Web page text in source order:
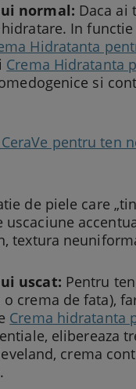
normal: Daca ai
In
Hidratanta
Crema Hidratanta
si
pentru ten
de piele care
uscaciune
textura
uscat: Pentru
crema de fata),
Crema hidratanta
elibereaza
crema